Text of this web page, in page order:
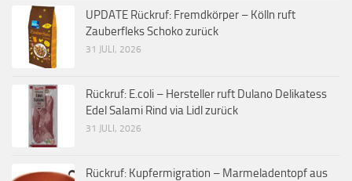
UPDATE Rückruf: Fremdkörper – Kölln ruft
Zauberfleks Schoko zurück
31 JULI, 2026
Rückruf: E.coli – Hersteller ruft Dulano Delikatess
Edel Salami Rind via Lidl zurück
31 JULI, 2026
Rückruf: Kupfermigration – Marmeladentopf aus